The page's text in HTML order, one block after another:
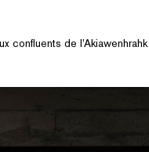
confluents de l’Akiawenhrahk